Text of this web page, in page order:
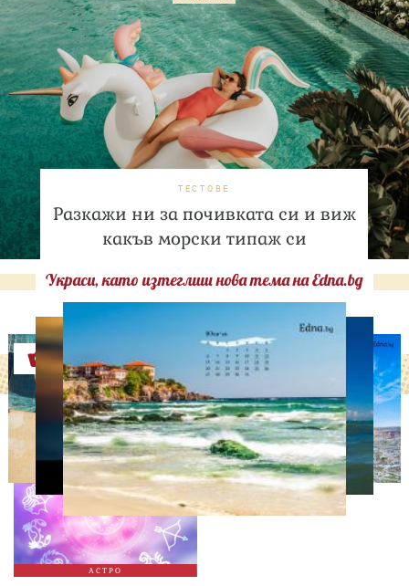
ТЕСТОВЕ
Разкажи ни за почивката си и виж
какъв морски типаж си
Украси, като изтеглиш нова тема на Edna.bg
Оферти
АСТРО
АСТРОЛОГИЯ
Дневен хороскоп за 7
август, петък